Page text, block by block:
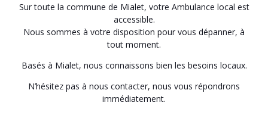
Sur toute la commune de Mialet, votre Ambulance local est
accessible.
Nous sommes à votre disposition pour vous dépanner, à
tout moment.
Basés à Mialet, nous connaissons bien les besoins locaux.
N’hésitez pas à nous contacter, nous vous répondrons
immédiatement.